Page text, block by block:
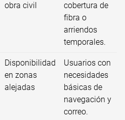
obra civil
cobertura de
fibra o
arriendos
temporales.
Disponibilidad
en zonas
alejadas
Usuarios con
necesidades
básicas de
navegación y
correo.